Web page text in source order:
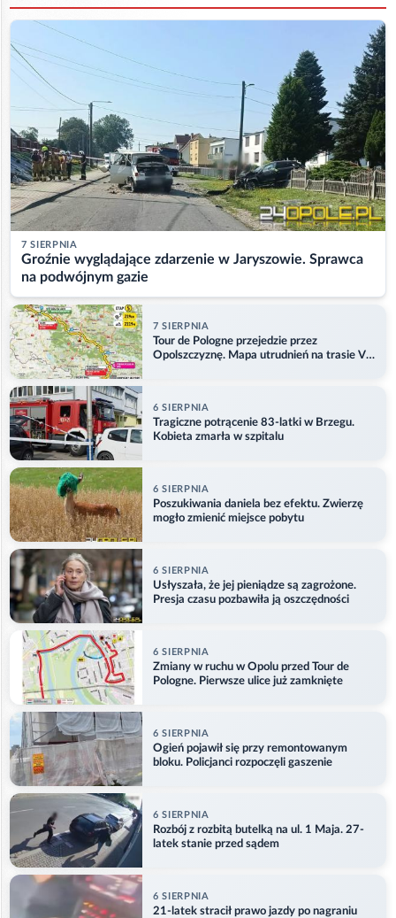
7 SIERPNIA
Groźnie wyglądające zdarzenie w Jaryszowie. Sprawca
na podwójnym gazie
7 SIERPNIA
Tour de Pologne przejedzie przez
Opolszczyznę. Mapa utrudnień na trasie V
6 SIERPNIA
Tragiczne potrącenie 83-latki w Brzegu.
Kobieta zmarła w szpitalu
6 SIERPNIA
Poszukiwania daniela bez efektu. Zwierzę
mogło zmienić miejsce pobytu
6 SIERPNIA
Usłyszała, że jej pieniądze są zagrożone.
Presja czasu pozbawiła ją oszczędności
6 SIERPNIA
Zmiany w ruchu w Opolu przed Tour de
Pologne. Pierwsze ulice już zamknięte
6 SIERPNIA
Ogień pojawił się przy remontowanym
bloku. Policjanci rozpoczęli gaszenie
6 SIERPNIA
Rozbój z rozbitą butelką na ul. 1 Maja. 27-
latek stanie przed sądem
6 SIERPNIA
21-latek stracił prawo jazdy po nagraniu